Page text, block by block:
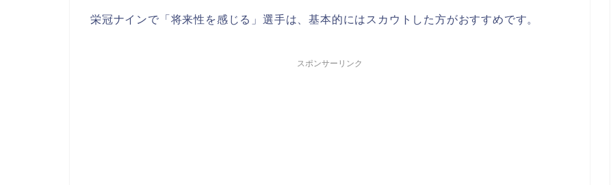
栄冠ナインで「将来性を感じる」選手は、基本的にはスカウトした方がおすすめです。
スポンサーリンク